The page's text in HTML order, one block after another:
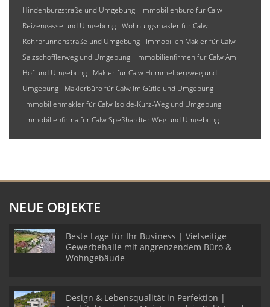
Hindenburgstraße und Umgebung
Immobilienbüro für Calw
Reizengasse und Umgebung Wohnungsmakler für Calw
Rohrbrunnenstraße und Umgebung
Immobilien Makler für Calw
Salzschöfflerweg und Umgebung
Immobilienfirmen für Calw Am
Hof und Umgebung
Makler für Calw Hummelbergweg und
Umgebung
Maklerbüro für Calw Im Gütle und Umgebung
Immobilienmakler für Calw Isolde-Kurz-Weg und Umgebung
Immobilienfirma für Calw Speßhardter Weg und Umgebung
NEUE OBJEKTE
Beste Lage für Ihr Business | Vielseitige
Gewerbehalle mit angrenzendem Büro &
Wohngebäude
Design & Lebensqualität in Perfektion |